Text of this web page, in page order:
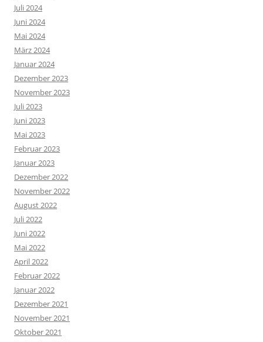
Juli 2024
Juni 2024
Mai 2024
März 2024
Januar 2024
Dezember 2023
November 2023
Juli 2023
Juni 2023
Mai 2023
Februar 2023
Januar 2023
Dezember 2022
November 2022
August 2022
Juli 2022
Juni 2022
Mai 2022
April 2022
Februar 2022
Januar 2022
Dezember 2021
November 2021
Oktober 2021